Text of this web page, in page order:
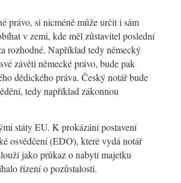
právo, si nicméně může určit i sám
v zemi, kde měl zůstavitel poslední
rozhodné. Například tedy německý
závěti německé právo, bude pak
dědického práva. Český notář bude
tedy například zákonnou
státy EU. K prokázání postavení
osvědčení (EDO), které vydá notář
jako průkaz o nabytí majetku
řízení o pozůstalosti.